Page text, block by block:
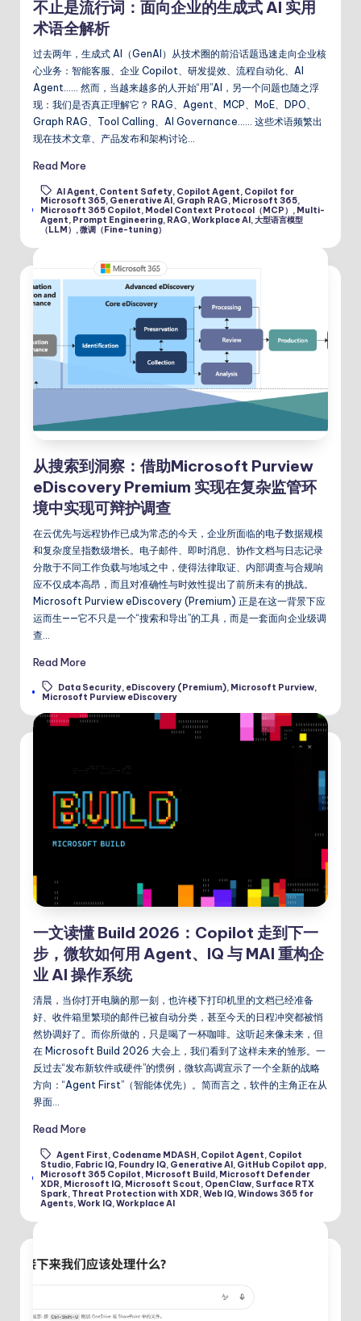
不止是流行词：面向企业的生成式 AI 实用
术语全解析
过去两年，生成式 AI（GenAI）从技术圈的前沿话题迅速走向企业核
心业务：智能客服、企业 Copilot、研发提效、流程自动化、AI
Agent…… 然而，当越来越多的人开始“用”AI，另一个问题也随之浮
现：我们是否真正理解它？ RAG、Agent、MCP、MoE、DPO、
Graph RAG、Tool Calling、AI Governance…… 这些术语频繁出
现在技术文章、产品发布和架构讨论…
Read More
Tags:
AI Agent Content Safety Copilot Agent Copilot for
Microsoft 365, Generative AI , Graph RAG, Microsoft 365,
Microsoft 365 Copilot, Model Context Protocol（MCP） , Multi-
Agent, Prompt Engineering, RAG,Workplace AI ,大型语言模型
（LLM） ,微调（Fine-tuning）
从搜索到洞察：借助Microsoft Purview
eDiscovery Premium 实现在复杂监管环
境中实现可辩护调查
在云优先与远程协作已成为常态的今天，企业所面临的电子数据规模
和复杂度呈指数级增长。电子邮件、即时消息、协作文档与日志记录
分散于不同工作负载与地域之中，使得法律取证、内部调查与合规响
应不仅成本高昂，而且对准确性与时效性提出了前所未有的挑战。
Microsoft Purview eDiscovery (Premium) 正是在这一背景下应
运而生——它不只是一个“搜索和导出”的工具，而是一套面向企业级调
查…
Read More
Tags: Data Security, eDiscovery (Premium), Microsoft Purview,
Microsoft Purview eDiscovery
一文读懂 Build 2026：Copilot 走到下一
步，微软如何用 Agent、IQ 与 MAI 重构企
业 AI 操作系统
清晨，当你打开电脑的那一刻，也许楼下打印机里的文档已经准备
好、收件箱里繁琐的邮件已被自动分类，甚至今天的日程冲突都被悄
然协调好了。而你所做的，只是喝了一杯咖啡。这听起来像未来，但
在 Microsoft Build 2026 大会上，我们看到了这样未来的雏形。一
反过去“发布新软件或硬件”的惯例，微软高调宣示了一个全新的战略
方向：“Agent First”（智能体优先）。简而言之，软件的主角正在从
界面…
Read More
Tags:
Agent First, Codename MDASH, Copilot Agent, Copilot
Studio, Fabric IQ, Foundry IQ, Generative AI, GitHub Copilot app,
Microsoft 365 Copilot, Microsoft Build, Microsoft Defender
XDR, Microsoft IQ, Microsoft Scout, OpenClaw, Surface RTX
Spark, Threat Protection with XDR,Web IQ,Windows 365 for
Agents,Work IQ,Workplace AI